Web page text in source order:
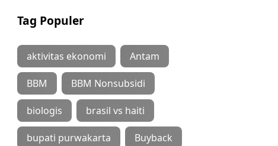
Tag Populer
aktivitas ekonomi Antam
BBM BBM Nonsubsidi
biologis brasil vs haiti
bupati purwakarta Buyback